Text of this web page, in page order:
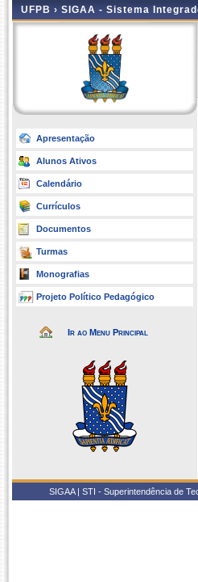
UFPB › SIGAA - Sistema
Apresentação
Alunos Ativos
Calendário
Currículos
Documentos
Turmas
Monografias
Projeto Político Pedagógico
Ir ao Menu Principal
SIGAA | STI - Superintendência de